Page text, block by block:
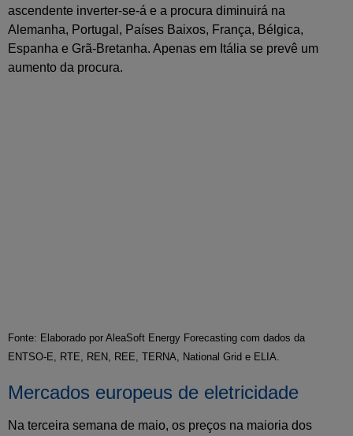
ascendente inverter-se-á e a procura diminuirá na
Alemanha, Portugal, Países Baixos, França, Bélgica,
Espanha e Grã-Bretanha. Apenas em Itália se prevê um
aumento da procura.
Fonte: Elaborado por AleaSoft Energy Forecasting com dados da
ENTSO-E, RTE, REN, REE, TERNA, National Grid e ELIA.
Mercados europeus de eletricidade
Na terceira semana de maio, os preços na maioria dos